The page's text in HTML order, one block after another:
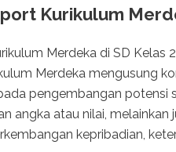
Kurikulum
Merdeka di SD
Merdeka mengusung
pengembangan potensi
angka atau nilai,
kepribadian,